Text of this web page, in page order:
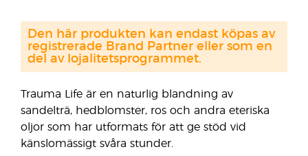
Trauma Life är en naturlig blandning av
sandelträ, hedblomster, ros och andra eteriska
oljor som har utformats för att ge stöd vid
känslomässigt svåra stunder.
Den här produkten kan endast köpas av
registrerade Brand Partner eller som en
del av lojalitetsprogrammet.